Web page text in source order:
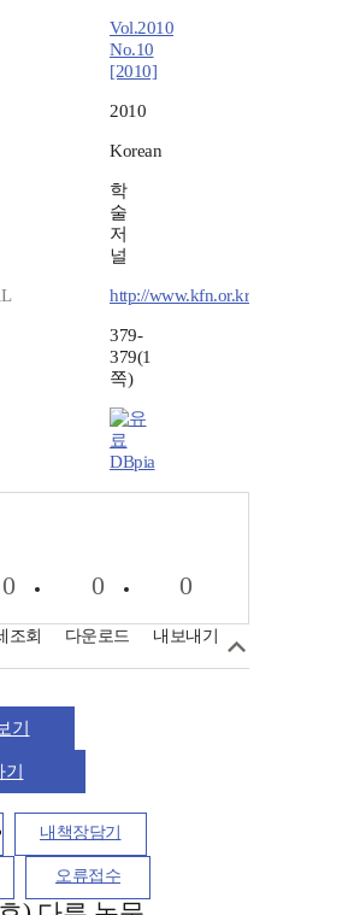
Vol.2010
No.10
[2010]
2010
Korean
학
술
저
널
http://www.kfn.or.kr
379-
379(1
쪽)
DBpia
0
조회
0
다운로드
0
내보내기
기
내책장담기
오류접수